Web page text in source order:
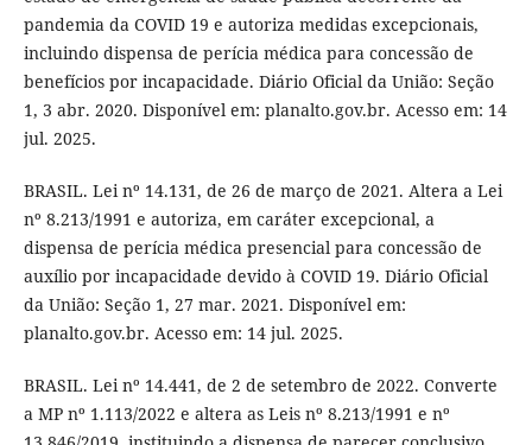
pandemia da COVID 19 e autoriza medidas excepcionais,
incluindo dispensa de perícia médica para concessão de
benefícios por incapacidade. Diário Oficial da União: Seção
1, 3 abr. 2020. Disponível em: planalto.gov.br. Acesso em: 14
jul. 2025.
BRASIL. Lei nº 14.131, de 26 de março de 2021. Altera a Lei
nº 8.213/1991 e autoriza, em caráter excepcional, a
dispensa de perícia médica presencial para concessão de
auxílio por incapacidade devido à COVID 19. Diário Oficial
da União: Seção 1, 27 mar. 2021. Disponível em:
planalto.gov.br. Acesso em: 14 jul. 2025.
BRASIL. Lei nº 14.441, de 2 de setembro de 2022. Converte
a MP nº 1.113/2022 e altera as Leis nº 8.213/1991 e nº